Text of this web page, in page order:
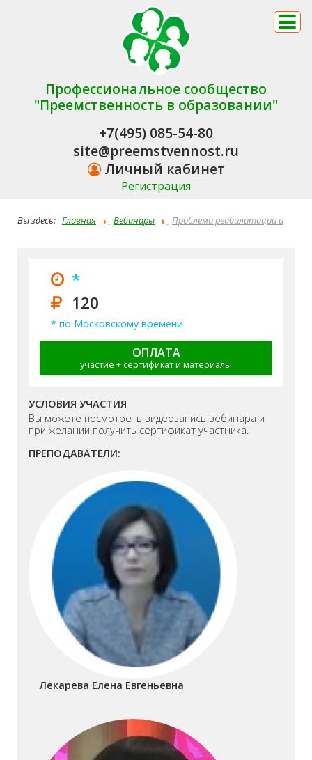
Профессиональное сообщество
"Преемственность в образовании"
+7(495) 085-54-80
site@preemstvennost.ru
Личный кабинет
Регистрация
Вы здесь: Главная Вебинары
Проблема реабилитации и
учреждений
*
120
* по Московскому времени
ОПЛАТА
участие + сертификат и материалы
УСЛОВИЯ УЧАСТИЯ
Вы можете посмотреть видеозапись вебинара и
при желании получить сертификат участника.
ПРЕПОДАВАТЕЛИ:
Лекарева Елена Евгеньевна